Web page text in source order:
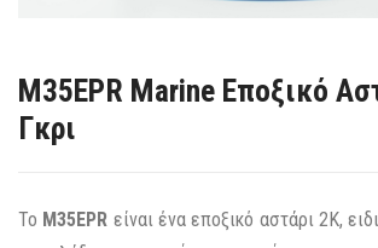
M35EPR Marine Εποξικό
Γκρι
Το M35EPR είναι ένα εποξικό αστάρι 2Κ,